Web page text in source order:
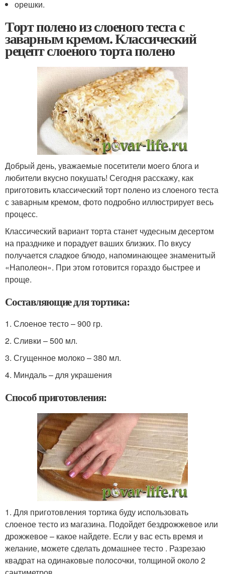
орешки.
Торт полено из слоеного теста с
заварным кремом. Классический
рецепт слоеного торта полено
Добрый день, уважаемые посетители моего блога и
любители вкусно покушать! Сегодня расскажу, как
приготовить классический торт полено из слоеного теста
с заварным кремом, фото подробно иллюстрирует весь
процесс.
Классический вариант торта станет чудесным десертом
на празднике и порадует ваших близких. По вкусу
получается сладкое блюдо, напоминающее знаменитый
«Наполеон». При этом готовится гораздо быстрее и
проще.
Составляющие для тортика:
1. Слоеное тесто – 900 гр.
2. Сливки – 500 мл.
3. Сгущенное молоко – 380 мл.
4. Миндаль – для украшения
Способ приготовления:
1. Для приготовления тортика буду использовать
слоеное тесто из магазина. Подойдет бездрожжевое или
дрожжевое – какое найдете. Если у вас есть время и
желание, можете сделать домашнее тесто . Разрезаю
квадрат на одинаковые полосочки, толщиной около 2